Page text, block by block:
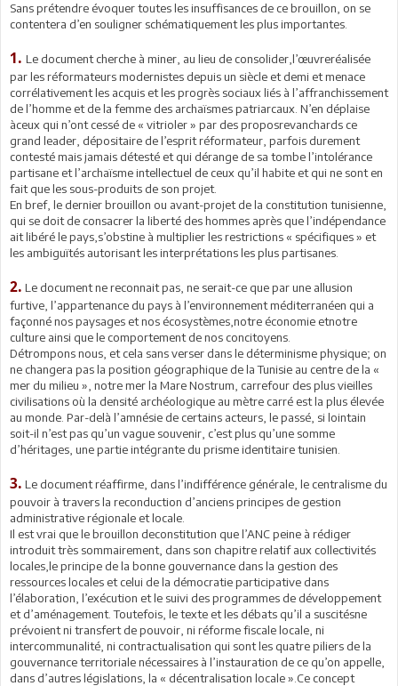
Sans prétendre évoquer toutes les insuffisances de ce brouillon, on se
contentera d’en souligner schématiquement les plus importantes.
1. Le document cherche à miner, au lieu de consolider,l’œuvreréalisée
par les réformateurs modernistes depuis un siècle et demi et menace
corrélativement les acquis et les progrès sociaux liés à l’affranchissement
de l’homme et de la femme des archaïsmes patriarcaux. N’en déplaise
àceux qui n’ont cessé de « vitrioler » par des proposrevanchards ce
grand leader, dépositaire de l’esprit réformateur, parfois durement
contesté mais jamais détesté et qui dérange de sa tombe l’intolérance
partisane et l’archaïsme intellectuel de ceux qu’il habite et qui ne sont en
fait que les sous-produits de son projet.
En bref, le dernier brouillon ou avant-projet de la constitution tunisienne,
qui se doit de consacrer la liberté des hommes après que l’indépendance
ait libéré le pays,s’obstine à multiplier les restrictions « spécifiques » et
les ambiguïtés autorisant les interprétations les plus partisanes.
2. Le document ne reconnait pas, ne serait-ce que par une allusion
furtive, l’appartenance du pays à l’environnement méditerranéen qui a
façonné nos paysages et nos écosystèmes,notre économie etnotre
culture ainsi que le comportement de nos concitoyens.
Détrompons nous, et cela sans verser dans le déterminisme physique; on
ne changera pas la position géographique de la Tunisie au centre de la «
mer du milieu », notre mer la Mare Nostrum, carrefour des plus vieilles
civilisations où la densité archéologique au mètre carré est la plus élevée
au monde. Par-delà l’amnésie de certains acteurs, le passé, si lointain
soit-il n’est pas qu’un vague souvenir, c’est plus qu’une somme
d’héritages, une partie intégrante du prisme identitaire tunisien.
3. Le document réaffirme, dans l’indifférence générale, le centralisme du
pouvoir à travers la reconduction d’anciens principes de gestion
administrative régionale et locale.
Il est vrai que le brouillon deconstitution que l’ANC peine à rédiger
introduit très sommairement, dans son chapitre relatif aux collectivités
locales,le principe de la bonne gouvernance dans la gestion des
ressources locales et celui de la démocratie participative dans
l’élaboration, l’exécution et le suivi des programmes de développement
et d’aménagement. Toutefois, le texte et les débats qu’il a suscitésne
prévoient ni transfert de pouvoir, ni réforme fiscale locale, ni
intercommunalité, ni contractualisation qui sont les quatre piliers de la
gouvernance territoriale nécessaires à l’instauration de ce qu’on appelle,
dans d’autres législations, la « décentralisation locale ».Ce concept